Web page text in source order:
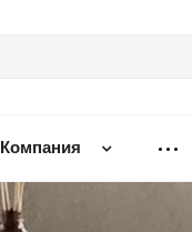
Компания